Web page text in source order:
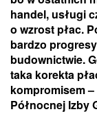
handel, usługi
o wzrost płac.
bardzo
budownictwie.
taka korekta
kompromisem
Północnej Izby